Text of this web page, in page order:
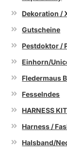
Dekoration /
Gutscheine
Pestdoktor /
Einhorn/
Fledermaus
Fesselndes
HARNESS KIT
Harness /
Halsband/